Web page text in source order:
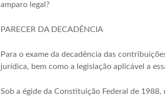
amparo legal?
PARECER DA DECADÊNCIA
Para o exame da decadência das
jurídica, bem como a legislação aplicável a
Sob a égide da Constituição Federal de